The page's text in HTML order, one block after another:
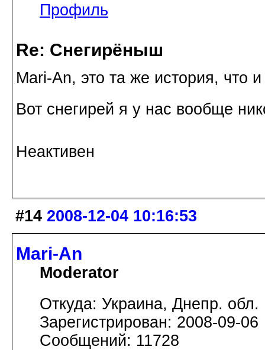
Профиль
Re: Снегирёныш
Mari-An, это та же история,
Вот снегирей я у нас вообще
Неактивен
#14 2008-12-04 10:16:53
Mari-An
Moderator
Откуда: Украина, Днепр. обл.
Зарегистрирован: 2008-09-06
Сообщений: 11728